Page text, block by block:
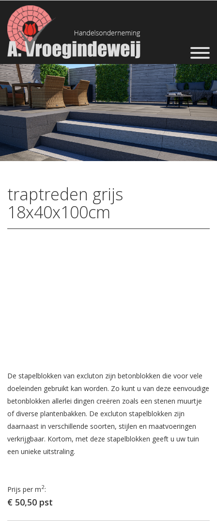
traptreden grijs
18x40x100cm
De stapelblokken van excluton zijn betonblokken die voor vele
doeleinden gebruikt kan worden. Zo kunt u van deze eenvoudige
betonblokken allerlei dingen creëren zoals een stenen muurtje
of diverse plantenbakken. De excluton stapelblokken zijn
daarnaast in verschillende soorten, stijlen en maatvoeringen
verkrijgbaar. Kortom, met deze stapelblokken geeft u uw tuin
een unieke uitstraling.
Prijs per m2:
€ 50,50 pst